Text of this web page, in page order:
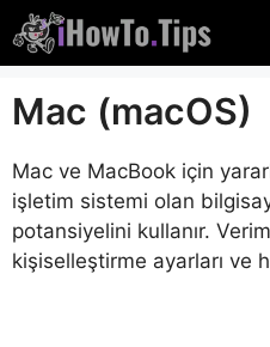
İçeriğe
atla
Mac (macOS)
Mac ve MacBook için
işletim sistemi olan
potansiyelini kullanır.
kişiselleştirme ayarları ve